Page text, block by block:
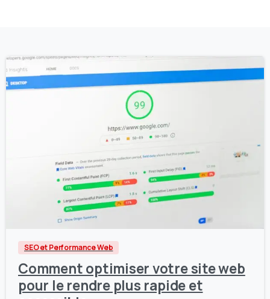
SEO et Performance Web
Comment optimiser votre site web
pour le rendre plus rapide et